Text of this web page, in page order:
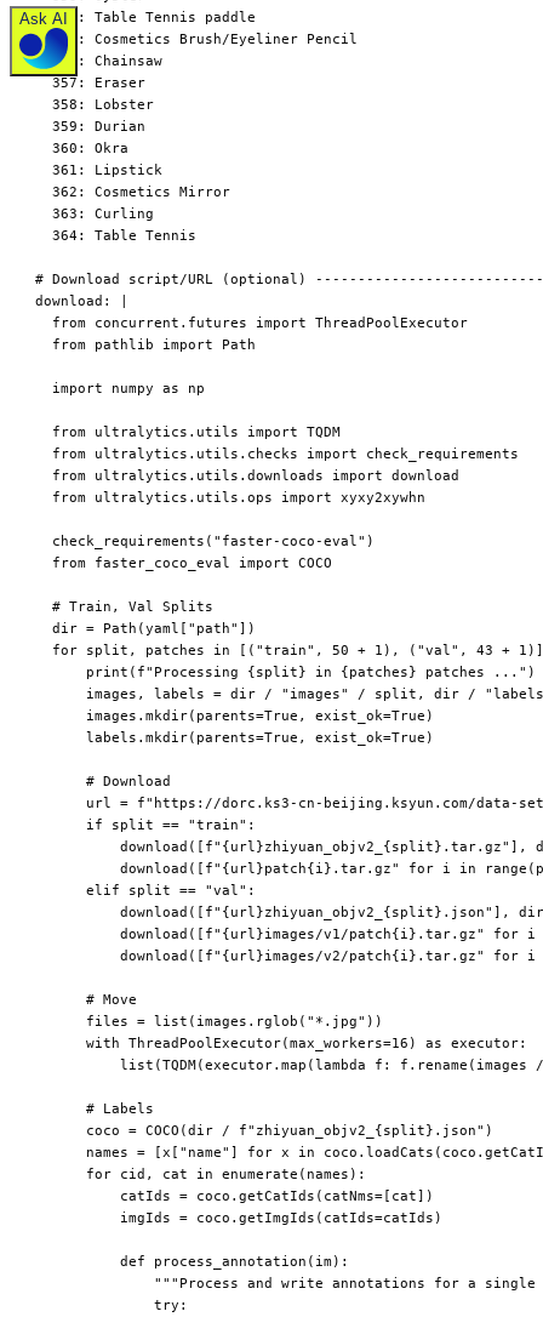
  354: Table Tennis paddle
  355: Cosmetics Brush/Eyeliner Pencil
  356: Chainsaw
  357: Eraser
  358: Lobster
  359: Durian
  360: Okra
  361: Lipstick
  362: Cosmetics Mirror
  363: Curling
  364: Table Tennis
# Download script/URL (optional)
download: |
  from concurrent.futures import ThreadPoolExecutor
  from pathlib import Path
  import numpy as np
  from ultralytics.utils import TQDM
  from ultralytics.utils.checks import check_requirements
  from ultralytics.utils.downloads import download
  from ultralytics.utils.ops import xyxy2xywhn
  check_requirements("faster-coco-eval")
  from faster_coco_eval import COCO
  # Train, Val Splits
  dir = Path(yaml["path"])
for split, patches in [("train", 50 + 1), ("val", 43 +
      print(f"Processing {split} in {patches} patches ...")
images, labels = dir / "images" / split, dir /
      images.mkdir(parents=True, exist_ok=True)
      labels.mkdir(parents=True, exist_ok=True)
      # Download
url = f"https://dorc.ks3-cn-beijing.ksyun.com/data-
      if split == "train":
download([f"{url}zhiyuan_objv2_{split}.tar.gz"],
download([f"{url}patch{i}.tar.gz" for i in
      elif split == "val":
download([f"{url}zhiyuan_objv2_{split}.json"],
download([f"{url}images/v1/patch{i}.tar.gz" for
download([f"{url}images/v2/patch{i}.tar.gz" for
      # Move
      files = list(images.rglob("*.jpg"))
      with ThreadPoolExecutor(max_workers=16) as executor:
list(TQDM(executor.map(lambda f: f.rename(images
      # Labels
      coco = COCO(dir / f"zhiyuan_objv2_{split}.json")
names = [x["name"] for x in
      for cid, cat in enumerate(names):
          catIds = coco.getCatIds(catNms=[cat])
          imgIds = coco.getImgIds(catIds=catIds)
          def process_annotation(im):
"""Process and write annotations for a single
              try:
Ask AI